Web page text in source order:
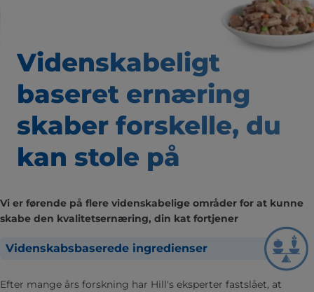
Videnskabeligt
baseret ernæring
skaber forskelle, du
kan stole på
Vi er førende på flere videnskabelige områder for at kunne
skabe den kvalitetsernæring, din kat fortjener
Videnskabsbaserede ingredienser
Efter mange års forskning har Hill's eksperter fastslået, at